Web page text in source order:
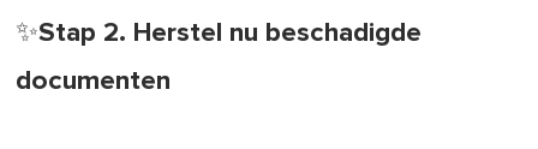
✨Stap 2. Herstel nu beschadigde
documenten